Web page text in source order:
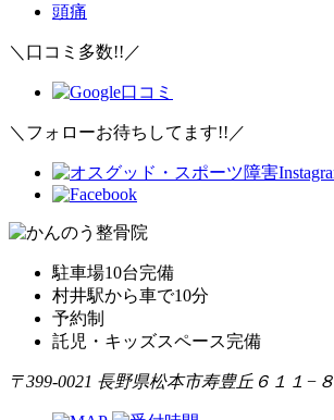
頭痛
＼口コミ多数!!／
＼フォローお待ちしてます!!／
駐車場10台完備
村井駅から車で10分
予約制
託児・キッズスペース完備
〒399-0021 長野県松本市寿豊丘６１１−８